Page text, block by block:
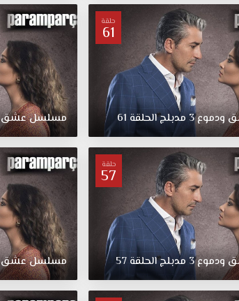
حلقة
61
ودموع3 مدبلجالحلقة 61 مسلسلعشق
حلقة
57
ودموع3 مدبلجالحلقة57 مسلسلعشق